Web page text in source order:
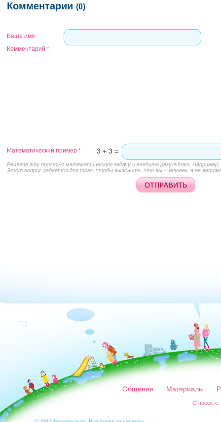
Комментарии (0)
Ваше имя
Комментарий *
Этот вопрос задается для того, чтобы выяснить, что вы - человек, а не
Математический пример * 3 + 3 =
Решите эту простую математическую задачу и введите результат. Например,
Общение Материалы
О проекте